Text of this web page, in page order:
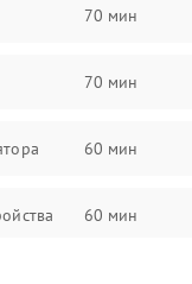
70 мин
70 мин
60 мин
60 мин